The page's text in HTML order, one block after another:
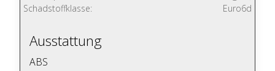
Schadstoffklasse:
Euro6d
Ausstattung
ABS